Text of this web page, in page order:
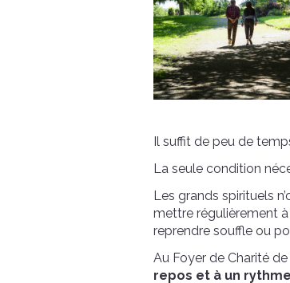
Il suffit de peu de
La seule condition
Les grands spirituels
mettre régulièrement à
reprendre souffle ou
Au Foyer de Charité
repos et à un